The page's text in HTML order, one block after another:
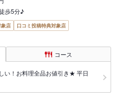
歩5分♪
象店
口コミ投稿特典対象店
コース
い！お料理全品お値引き★ 平日